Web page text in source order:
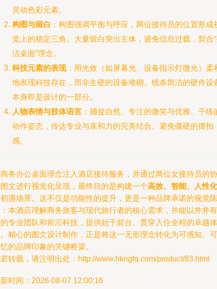
灵动色彩元素。
构图与留白 ：构图强调平衡与呼应，两位接待员的位置形成
觉上的稳定三角。大量留白突出主体，避免信息过载，契合
洁桌面”理念。
科技元素的表现：用光效（如屏幕光、设备指示灯微光）柔
地表现科技存在，而非生硬的设备堆砌。线条简洁的硬件设
本身即是设计的一部分。
人物表情与肢体语言 ：捕捉自然、专注的微笑与优雅、干练
动作姿态，传达专业与亲和力的完美结合。避免僵硬的摆拍
感。
务办公桌面理念注入酒店接待服务，并通过两位女接待员的协
文进行视觉化呈现，最终目的是构建一个高效、智能、人性化
遇场景。这不仅是功能性的提升，更是一种品牌承诺的视觉陈
本酒店理解商务旅客与现代旅行者的核心需求，并能以井井有
专业团队和前沿科技，提供始于前台、贯穿入住全程的卓越体
精心的图文设计制作，正是将这一无形理念转化为可感知、可
的品牌印象的关键桥梁。
转载，请注明出处：http://www.hkngfq.com/product/83.html
时间：2026-08-07 12:00:16